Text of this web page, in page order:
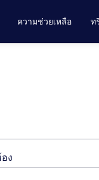
ความช่วยเหลือ ท